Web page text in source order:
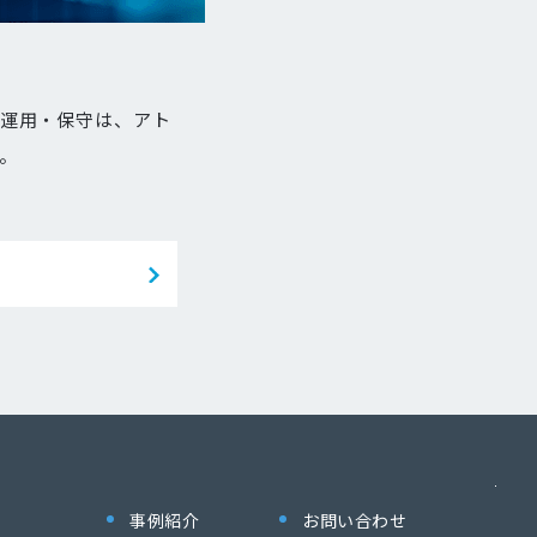
用・保守は、アト
事例紹介 お問い合わせ